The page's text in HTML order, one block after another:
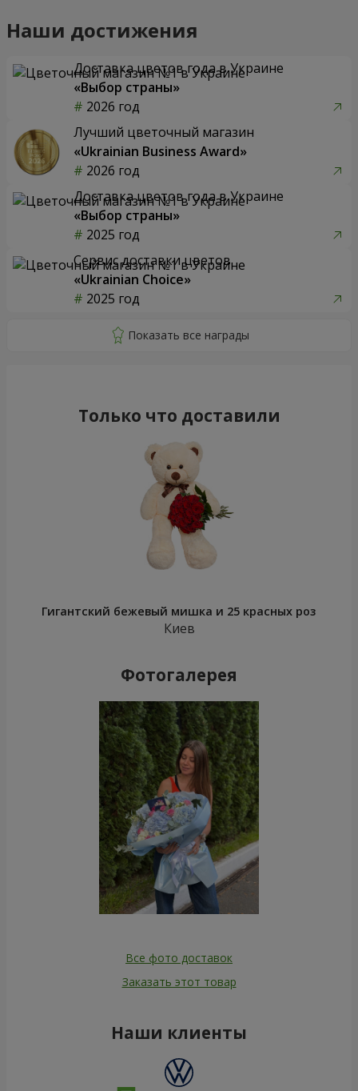
Наши достижения
Доставка цветов года в Украине
«Выбор страны»
2026 год
Лучший цветочный магазин
«Ukrainian Business Award»
2026 год
Доставка цветов года в Украине
«Выбор страны»
2025 год
Сервис доставки цветов
«Ukrainian Choice»
2025 год
Только что доставили
Гигантский бежевый мишка и 25 красных роз
Киев
Фотогалерея
Все фото доставок
Заказать этот товар
Наши клиенты